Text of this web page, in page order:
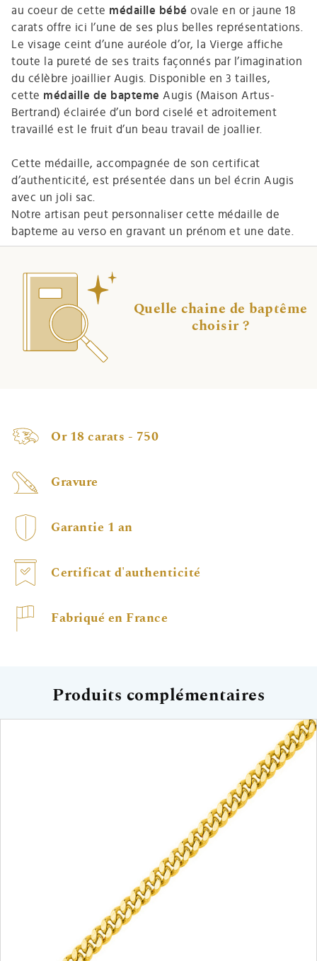
au coeur de cette médaille bébé ovale en or jaune 18
carats offre ici l’une de ses plus belles représentations.
Le visage ceint d’une auréole d’or, la Vierge affiche
toute la pureté de ses traits façonnés par l’imagination
du célèbre joaillier Augis. Disponible en 3 tailles,
cette médaille de bapteme Augis (Maison Artus-
Bertrand) éclairée d’un bord ciselé et adroitement
travaillé est le fruit d’un beau travail de joallier.
Cette médaille, accompagnée de son certificat
d’authenticité, est présentée dans un bel écrin Augis
avec un joli sac.
Notre artisan peut personnaliser cette médaille de
bapteme au verso en gravant un prénom et une date.
Quelle chaine de baptême
choisir ?
Or 18 carats - 750
Gravure
Garantie 1 an
Certificat d'authenticité
Fabriqué en France
Produits complémentaires